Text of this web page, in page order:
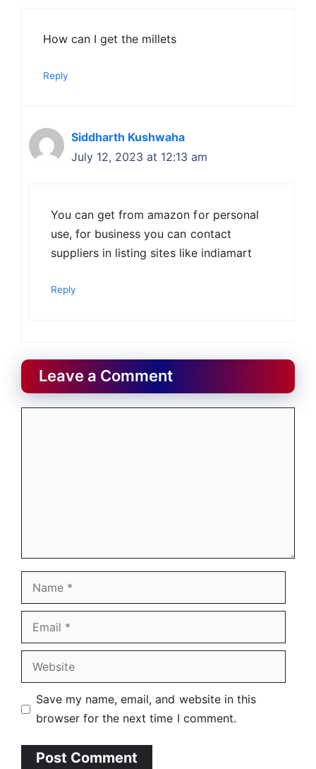
How can I get the millets
Reply
Siddharth Kushwaha
July 12, 2023 at 12:13 am
You can get from amazon for personal
use, for business you can contact
suppliers in listing sites like indiamart
Reply
Leave a Comment
Name
Email
Website
Save my name, email, and website in this
browser for the next time I comment.